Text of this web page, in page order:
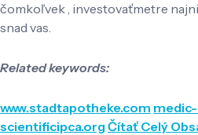
čomkoľvek , investovaťmetre
snad vas.
Related keywords:
www.stadtapotheke.com
scientificipca.orgČítať Celý